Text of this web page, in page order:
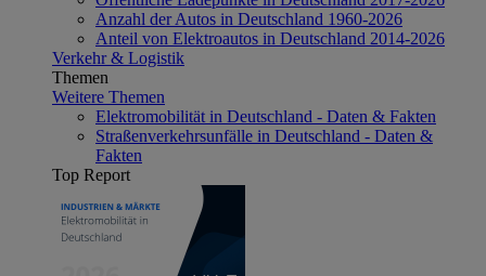
Anzahl der Autos in Deutschland 1960-2026
Anteil von Elektroautos in Deutschland 2014-2026
Verkehr & Logistik
Themen
Weitere Themen
Elektromobilität in Deutschland - Daten & Fakten
Straßenverkehrsunfälle in Deutschland - Daten &
Fakten
Top Report